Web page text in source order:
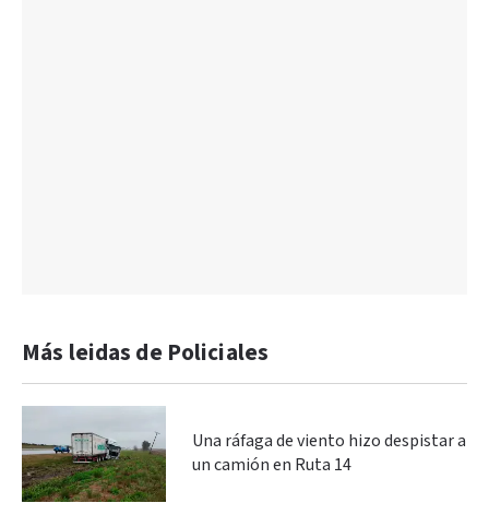
Más leidas de Policiales
Una ráfaga de viento hizo despistar a
un camión en Ruta 14